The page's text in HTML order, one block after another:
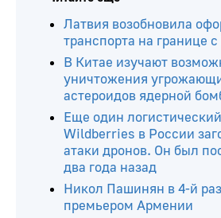
Латвия возобновила
транспорта на границе
В Китае изучают
уничтожения
астероидов ядерной
Еще один
Wildberries в России
атаки дронов. Он был
два года назад
Никол Пашинян в 4-й
премьером Армении